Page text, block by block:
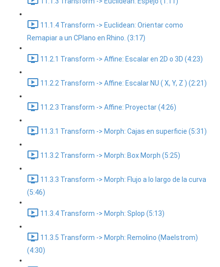
11.1.4 Transform -> Euclidean: Orientar como
Remapiar a un CPlano en Rhino. (3:17)
11.2.1 Transform -> Affine: Escalar en 2D o 3D (4:23)
11.2.2 Transform -> Affine: Escalar NU ( X, Y, Z ) (2:21)
11.2.3 Transform -> Affine: Proyectar (4:26)
11.3.1 Transform -> Morph: Cajas en superficie (5:31)
11.3.2 Transform -> Morph: Box Morph (5:25)
11.3.3 Transform -> Morph: Flujo a lo largo de la curva
(5:46)
11.3.4 Transform -> Morph: Splop (5:13)
11.3.5 Transform -> Morph: Remolino (Maelstrom)
(4:30)